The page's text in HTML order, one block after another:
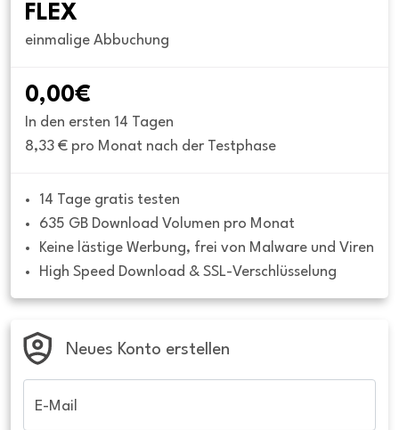
FLEX
einmalige Abbuchung
0,00€
In den ersten 14 Tagen
8,33 € pro Monat nach der Testphase
14 Tage gratis testen
635 GB Download Volumen pro Monat
Keine lästige Werbung, frei von Malware und Viren
High Speed Download & SSL-Verschlüsselung
Neues Konto erstellen
E-Mail